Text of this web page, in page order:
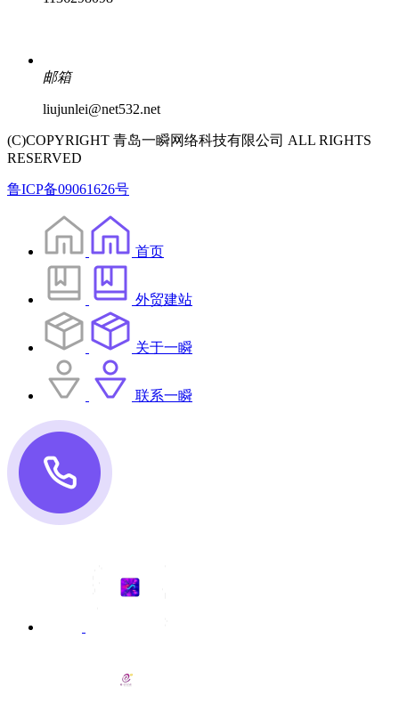
邮箱
liujunlei@net532.net
(C)COPYRIGHT 青岛一瞬网络科技有限公司 ALL RIGHTS
RESERVED
鲁ICP备09061626号
首页
外贸建站
关于一瞬
联系一瞬